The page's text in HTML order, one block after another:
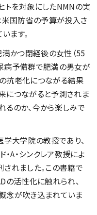
トを対象にしたNMNの実
米国防省の予算が投入さ
ます。
かつ閉経後の女性（55
病予備群で肥満の男女が
抗老化につながる結果
につながると予測されま
るのか、今から楽しみで
大学院の教授であり、
A・シンクレア教授によ
されました。この書籍で
の活性化に触れられ、
念が吹き込まれていま